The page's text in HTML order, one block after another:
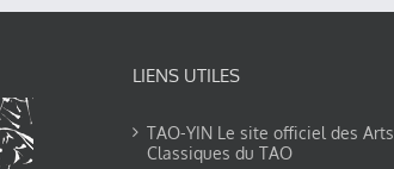
LIENS UTILES
TAO-YIN Le site officiel des Arts
Classiques du TAO